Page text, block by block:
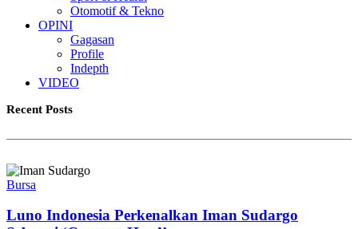
Otomotif & Tekno
OPINI
Gagasan
Profile
Indepth
VIDEO
Recent Posts
Bursa
Luno Indonesia Perkenalkan Iman Sudargo